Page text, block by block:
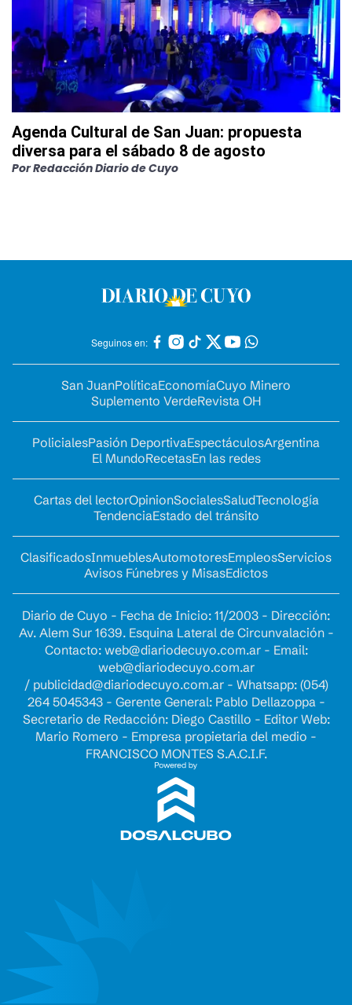
Agenda Cultural de San Juan: propuesta
diversa para el sábado 8 de agosto
PorRedacción Diario de Cuyo
Seguinos en:
San JuanPolíticaEconomíaCuyo Minero
Suplemento VerdeRevista OH
PolicialesPasión DeportivaEspectáculosArgentina
El MundoRecetasEn las redes
Cartas del lectorOpinionSocialesSaludTecnología
TendenciaEstado del tránsito
ClasificadosInmueblesAutomotoresEmpleosServicios
Avisos Fúnebres y MisasEdictos
Diario de Cuyo - Fecha de Inicio: 11/2003 - Dirección:
Av. Alem Sur 1639. Esquina Lateral de Circunvalación -
Contacto: web@diariodecuyo.com.ar- Email:
web@diariodecuyo.com.ar
/ publicidad@diariodecuyo.com.ar- Whatsapp: (054)
264 5045343 - Gerente General: Pablo Dellazoppa -
Secretario de Redacción: Diego Castillo - Editor Web:
Mario Romero - Empresa propietaria del medio -
FRANCISCO MONTES S.A.C.I.F.